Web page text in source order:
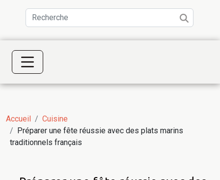
Accueil
Cuisine
Préparer une fête réussie avec des plats marins
traditionnels français